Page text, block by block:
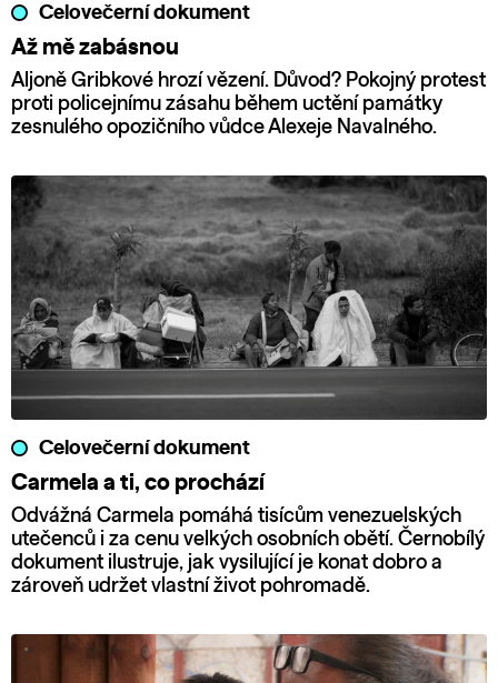
Celovečerní dokument
Až mě zabásnou
Aljoně Gribkové hrozí vězení. Důvod? Pokojný protest
proti policejnímu zásahu během uctění památky
zesnulého opozičního vůdce Alexeje Navalného.
Celovečerní dokument
Carmela a ti, co prochází
Odvážná Carmela pomáhá tisícům venezuelských
utečenců i za cenu velkých osobních obětí. Černobílý
dokument ilustruje, jak vysilující je konat dobro a
zároveň udržet vlastní život pohromadě.